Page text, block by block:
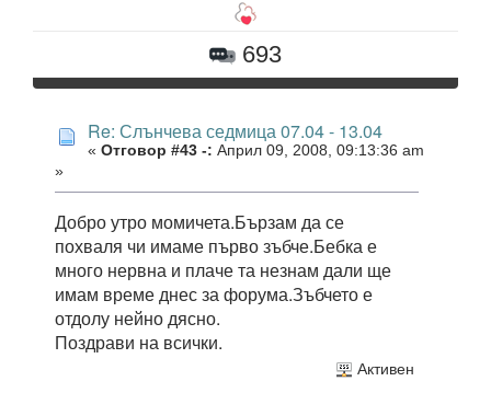
693
Re: Слънчева седмица 07.04 - 13.04
« Отговор #43 -: Април 09, 2008, 09:13:36 am
»
Добро утро момичета.Бързам да се
похваля чи имаме първо зъбче.Бебка е
много нервна и плаче та незнам дали ще
имам време днес за форума.Зъбчето е
отдолу нейно дясно.
Поздрави на всички.
Активен